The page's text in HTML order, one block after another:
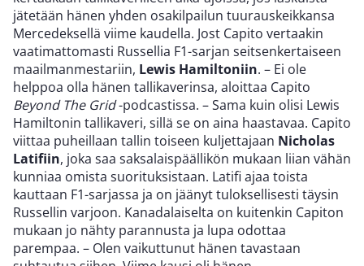
jätetään hänen yhden osakilpailun tuurauskeikkansa
Mercedeksellä viime kaudella. Jost Capito vertaakin
vaatimattomasti Russellia F1-sarjan seitsenkertaiseen
maailmanmestariin, Lewis Hamiltoniin. – Ei ole
helppoa olla hänen tallikaverinsa, aloittaa Capito
Beyond The Grid-podcastissa. – Sama kuin olisi Lewis
Hamiltonin tallikaveri, sillä se on aina haastavaa. Capito
viittaa puheillaan tallin toiseen kuljettajaan Nicholas
Latifiin, joka saa saksalaispäällikön mukaan liian vähän
kunniaa omista suorituksistaan. Latifi ajaa toista
kauttaan F1-sarjassa ja on jäänyt tuloksellisesti täysin
Russellin varjoon. Kanadalaiselta on kuitenkin Capiton
mukaan jo nähty parannusta ja lupa odottaa
parempaa. – Olen vaikuttunut hänen tavastaan